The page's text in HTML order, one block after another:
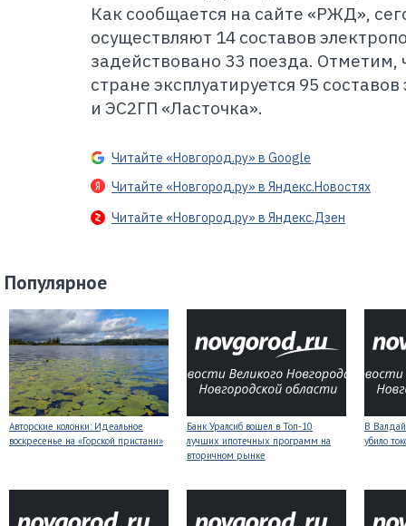
Как сообщается на сайте «РЖД»,
осуществляют 14 составов
задействовано 33 поезда.
стране эксплуатируется 95
и ЭС2ГП «Ласточка».
Читайте «Новгород.ру» в Google
Читайте «Новгород.ру» в Яндекс.Новостях
Читайте «Новгород.ру» в Яндекс.Дзен
Популярное
Авторские колонки: Идеальное
воскресенье на «Горской пристани»
Банк Уралсиб вошел в Топ-10
лучших ипотечных программ на
вторичном рынке
В
убило